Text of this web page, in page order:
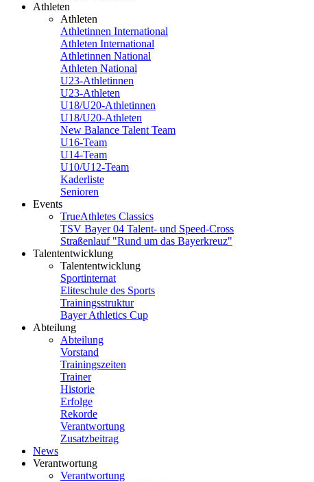
Athleten
Athleten
Athletinnen International
Athleten International
Athletinnen National
Athleten National
U23-Athletinnen
U23-Athleten
U18/U20-Athletinnen
U18/U20-Athleten
New Balance Talent Team
U16-Team
U14-Team
U10/U12-Team
Kaderliste
Senioren
Events
TrueAthletes Classics
TSV Bayer 04 Talent- und Speed-Cross
Straßenlauf "Rund um das Bayerkreuz"
Talententwicklung
Talententwicklung
Sportinternat
Eliteschule des Sports
Trainingsstruktur
Bayer Athletics Cup
Abteilung
Abteilung
Vorstand
Trainingszeiten
Trainer
Historie
Erfolge
Rekorde
Verantwortung
Zusatzbeitrag
News
Verantwortung
Verantwortung